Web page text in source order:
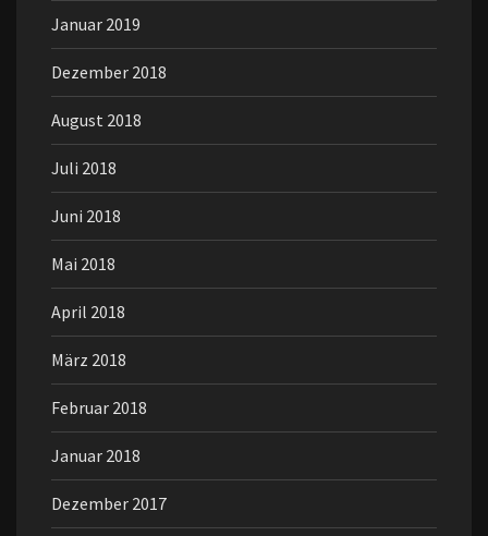
Januar 2019
Dezember 2018
August 2018
Juli 2018
Juni 2018
Mai 2018
April 2018
März 2018
Februar 2018
Januar 2018
Dezember 2017